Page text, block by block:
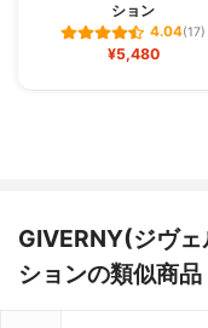
ション
4.04(17)
¥5,480
GIVERNY(ジヴ
ションの類似商